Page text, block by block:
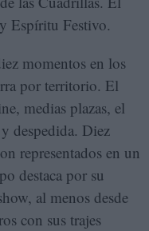
Espíritu Festivo.
momentos en los
por territorio. El
medias plazas, el
despedida. Diez
representados en un
destaca por su
al menos desde
con sus trajes